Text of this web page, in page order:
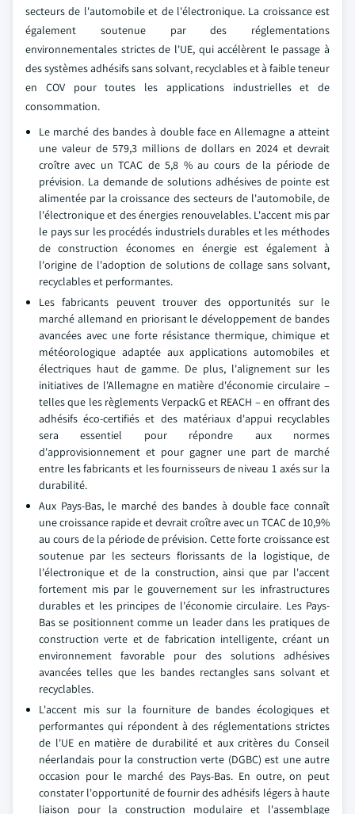
secteurs de l'automobile et de l'électronique. La croissance est
également soutenue par des réglementations
environnementales strictes de l'UE, qui accélèrent le passage à
des systèmes adhésifs sans solvant, recyclables et à faible teneur
en COV pour toutes les applications industrielles et de
consommation.
Le marché des bandes à double face en Allemagne a atteint
une valeur de 579,3 millions de dollars en 2024 et devrait
croître avec un TCAC de 5,8 % au cours de la période de
prévision. La demande de solutions adhésives de pointe est
alimentée par la croissance des secteurs de l'automobile, de
l'électronique et des énergies renouvelables. L'accent mis par
le pays sur les procédés industriels durables et les méthodes
de construction économes en énergie est également à
l'origine de l'adoption de solutions de collage sans solvant,
recyclables et performantes.
Les fabricants peuvent trouver des opportunités sur le
marché allemand en priorisant le développement de bandes
avancées avec une forte résistance thermique, chimique et
météorologique adaptée aux applications automobiles et
électriques haut de gamme. De plus, l'alignement sur les
initiatives de l'Allemagne en matière d'économie circulaire –
telles que les règlements VerpackG et REACH – en offrant des
adhésifs éco-certifiés et des matériaux d'appui recyclables
sera essentiel pour répondre aux normes
d'approvisionnement et pour gagner une part de marché
entre les fabricants et les fournisseurs de niveau 1 axés sur la
durabilité.
Aux Pays-Bas, le marché des bandes à double face connaît
une croissance rapide et devrait croître avec un TCAC de 10,9%
au cours de la période de prévision. Cette forte croissance est
soutenue par les secteurs florissants de la logistique, de
l'électronique et de la construction, ainsi que par l'accent
fortement mis par le gouvernement sur les infrastructures
durables et les principes de l'économie circulaire. Les Pays-
Bas se positionnent comme un leader dans les pratiques de
construction verte et de fabrication intelligente, créant un
environnement favorable pour des solutions adhésives
avancées telles que les bandes rectangles sans solvant et
recyclables.
L'accent mis sur la fourniture de bandes écologiques et
performantes qui répondent à des réglementations strictes
de l'UE en matière de durabilité et aux critères du Conseil
néerlandais pour la construction verte (DGBC) est une autre
occasion pour le marché des Pays-Bas. En outre, on peut
constater l'opportunité de fournir des adhésifs légers à haute
liaison pour la construction modulaire et l'assemblage